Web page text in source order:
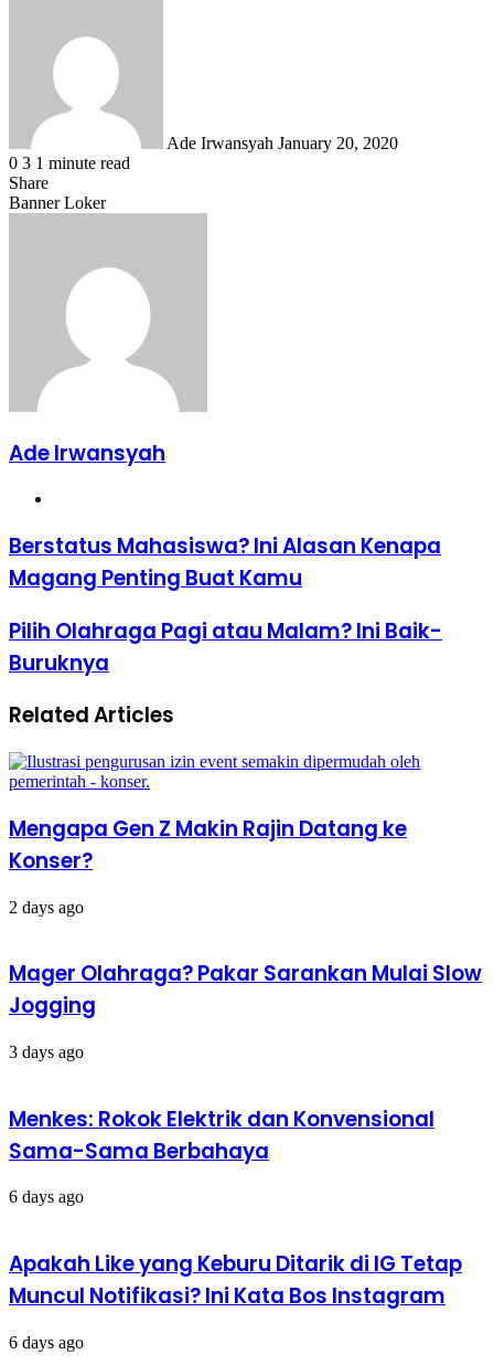
Ade Irwansyah January 20, 2020
0 3 1 minute read
Share
Facebook
X
LinkedIn
WhatsApp
Share
Banner Loker
Ade Irwansyah
Berstatus
Mahasiswa?
Ini
Kenapa
Magang
Penting
Buat
Berstatus Mahasiswa? Ini Alasan Kenapa
Magang Penting Buat Kamu
Pilih
Olahraga
Pagi
Malam?
Ini
Buruknya
Pilih Olahraga Pagi atau Malam? Ini Baik-
Buruknya
Related Articles
Mengapa Gen Z Makin Rajin Datang ke
Konser?
2 days ago
Mager Olahraga? Pakar Sarankan Mulai Slow
Jogging
3 days ago
Menkes: Rokok Elektrik dan Konvensional
Sama-Sama Berbahaya
6 days ago
Apakah Like yang Keburu Ditarik di IG Tetap
Muncul Notifikasi? Ini Kata Bos Instagram
6 days ago